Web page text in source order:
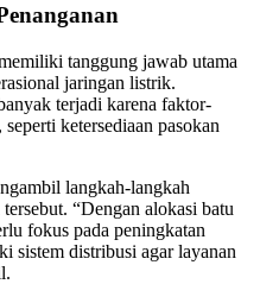
tanggung jawab utama
jaringan listrik.
terjadi karena faktor-
ketersediaan pasokan
langkah-langkah
“Dengan alokasi batu
fokus pada peningkatan
sistem distribusi agar layanan